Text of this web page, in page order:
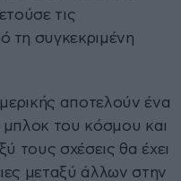
τις
τη συγκεκριμένη
αποτελούν ένα
του κόσμου και
τους σχέσεις θα έχει
μεταξύ άλλων στην